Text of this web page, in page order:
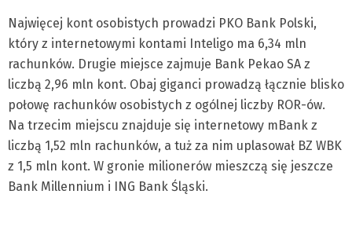
Najwięcej kont osobistych prowadzi PKO Bank Polski,
który z internetowymi kontami Inteligo ma 6,34 mln
rachunków. Drugie miejsce zajmuje Bank Pekao SA z
liczbą 2,96 mln kont. Obaj giganci prowadzą łącznie blisko
połowę rachunków osobistych z ogólnej liczby ROR-ów.
Na trzecim miejscu znajduje się internetowy mBank z
liczbą 1,52 mln rachunków, a tuż za nim uplasował BZ WBK
z 1,5 mln kont. W gronie milionerów mieszczą się jeszcze
Bank Millennium i ING Bank Śląski.